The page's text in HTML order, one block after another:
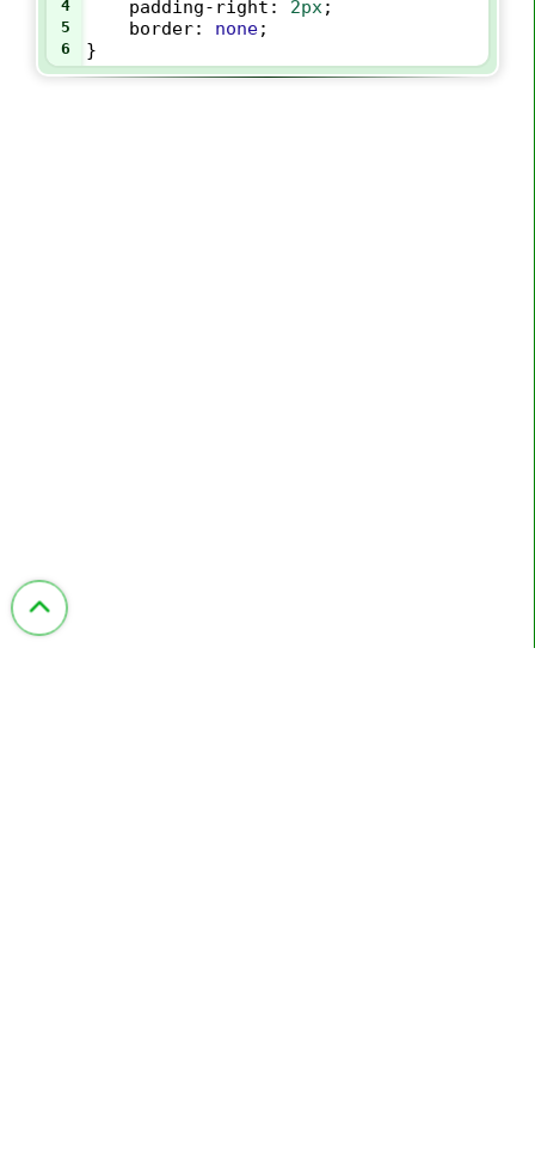
4 padding-right : 2px;
5 border: none;
6 }